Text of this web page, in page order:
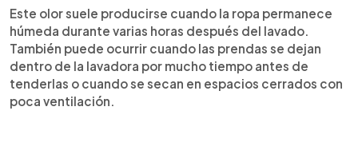
Este olor suele producirse cuando la ropa permanece
húmeda durante varias horas después del lavado.
También puede ocurrir cuando las prendas se dejan
dentro de la lavadora por mucho tiempo antes de
tenderlas o cuando se secan en espacios cerrados con
poca ventilación.